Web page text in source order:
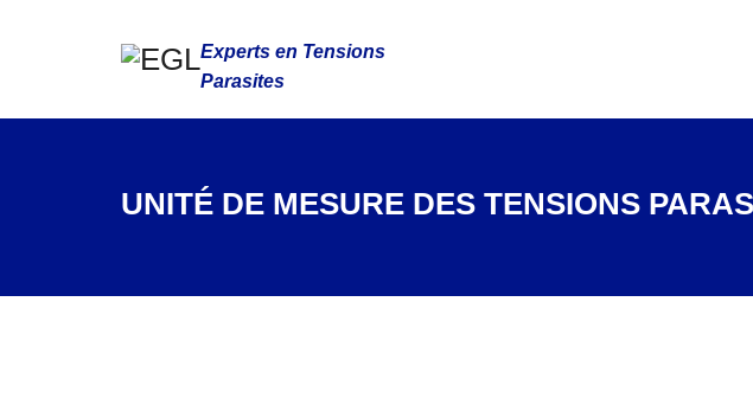
Experts en Tensions
Parasites
UNITÉ DE MESURE DES TENSIONS